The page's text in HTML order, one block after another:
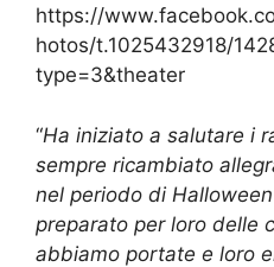
https://
hotos/t.1025432918/
type=3&theater
“Ha iniziato a salutare i
sempre ricambiato
nel periodo di
preparato per loro delle
abbiamo portate e loro